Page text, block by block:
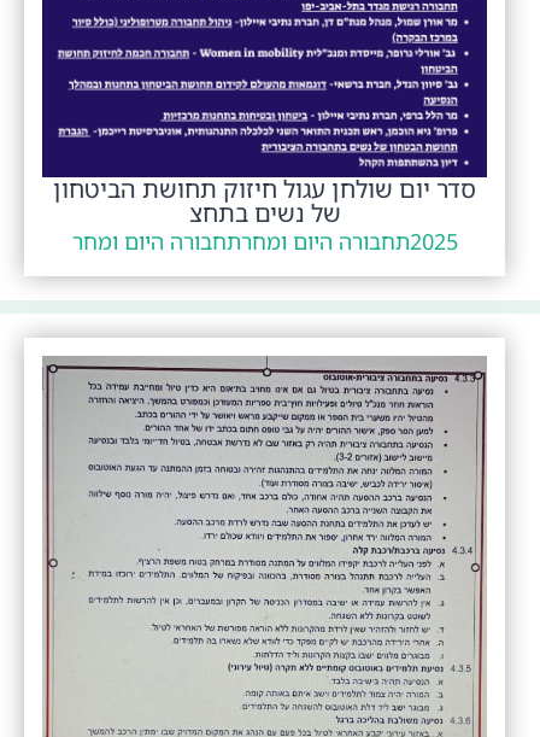
סדר יום שולחן עגול חיזוק תחושת הביטחון
של נשים בתחצ
2025תחבורה היום ומחרתחבורה היום ומחר